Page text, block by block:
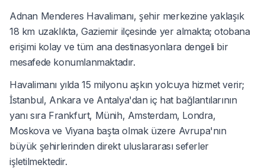
Adnan Menderes Havalimanı, şehir merkezine yaklaşık
18 km uzaklıkta, Gaziemir ilçesinde yer almakta; otobana
erişimi kolay ve tüm ana destinasyonlara dengeli bir
mesafede konumlanmaktadır.
Havalimanı yılda 15 milyonu aşkın yolcuya hizmet verir;
İstanbul, Ankara ve Antalya'dan iç hat bağlantılarının
yanı sıra Frankfurt, Münih, Amsterdam, Londra,
Moskova ve Viyana başta olmak üzere Avrupa'nın
büyük şehirlerinden direkt uluslararası seferler
işletilmektedir.